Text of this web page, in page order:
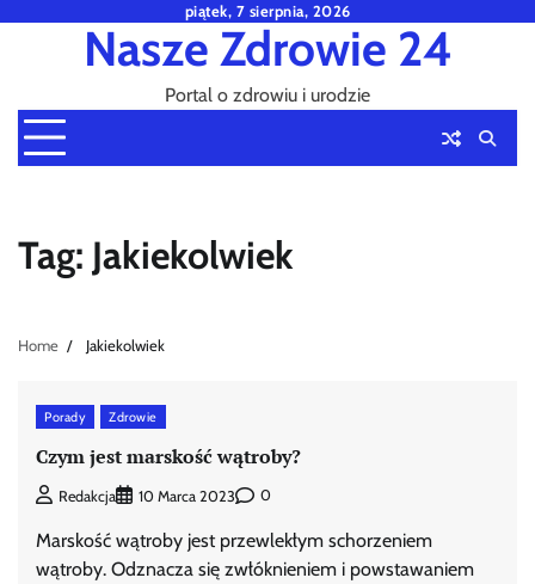
piątek, 7 sierpnia, 2026
Nasze Zdrowie 24
Portal o zdrowiu i urodzie
Tag: Jakiekolwiek
Home Jakiekolwiek
Porady Zdrowie
Czym jest marskość wątroby?
Redakcja 10 Marca 2023 0
Marskość wątroby jest przewlekłym schorzeniem
wątroby. Odznacza się zwłóknieniem i powstawaniem